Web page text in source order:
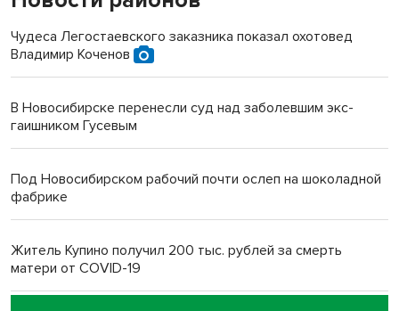
Чудеса Легостаевского заказника показал охотовед
Владимир Коченов
В Новосибирске перенесли суд над заболевшим экс-
гаишником Гусевым
Под Новосибирском рабочий почти ослеп на шоколадной
фабрике
Житель Купино получил 200 тыс. рублей за смерть
матери от COVID-19